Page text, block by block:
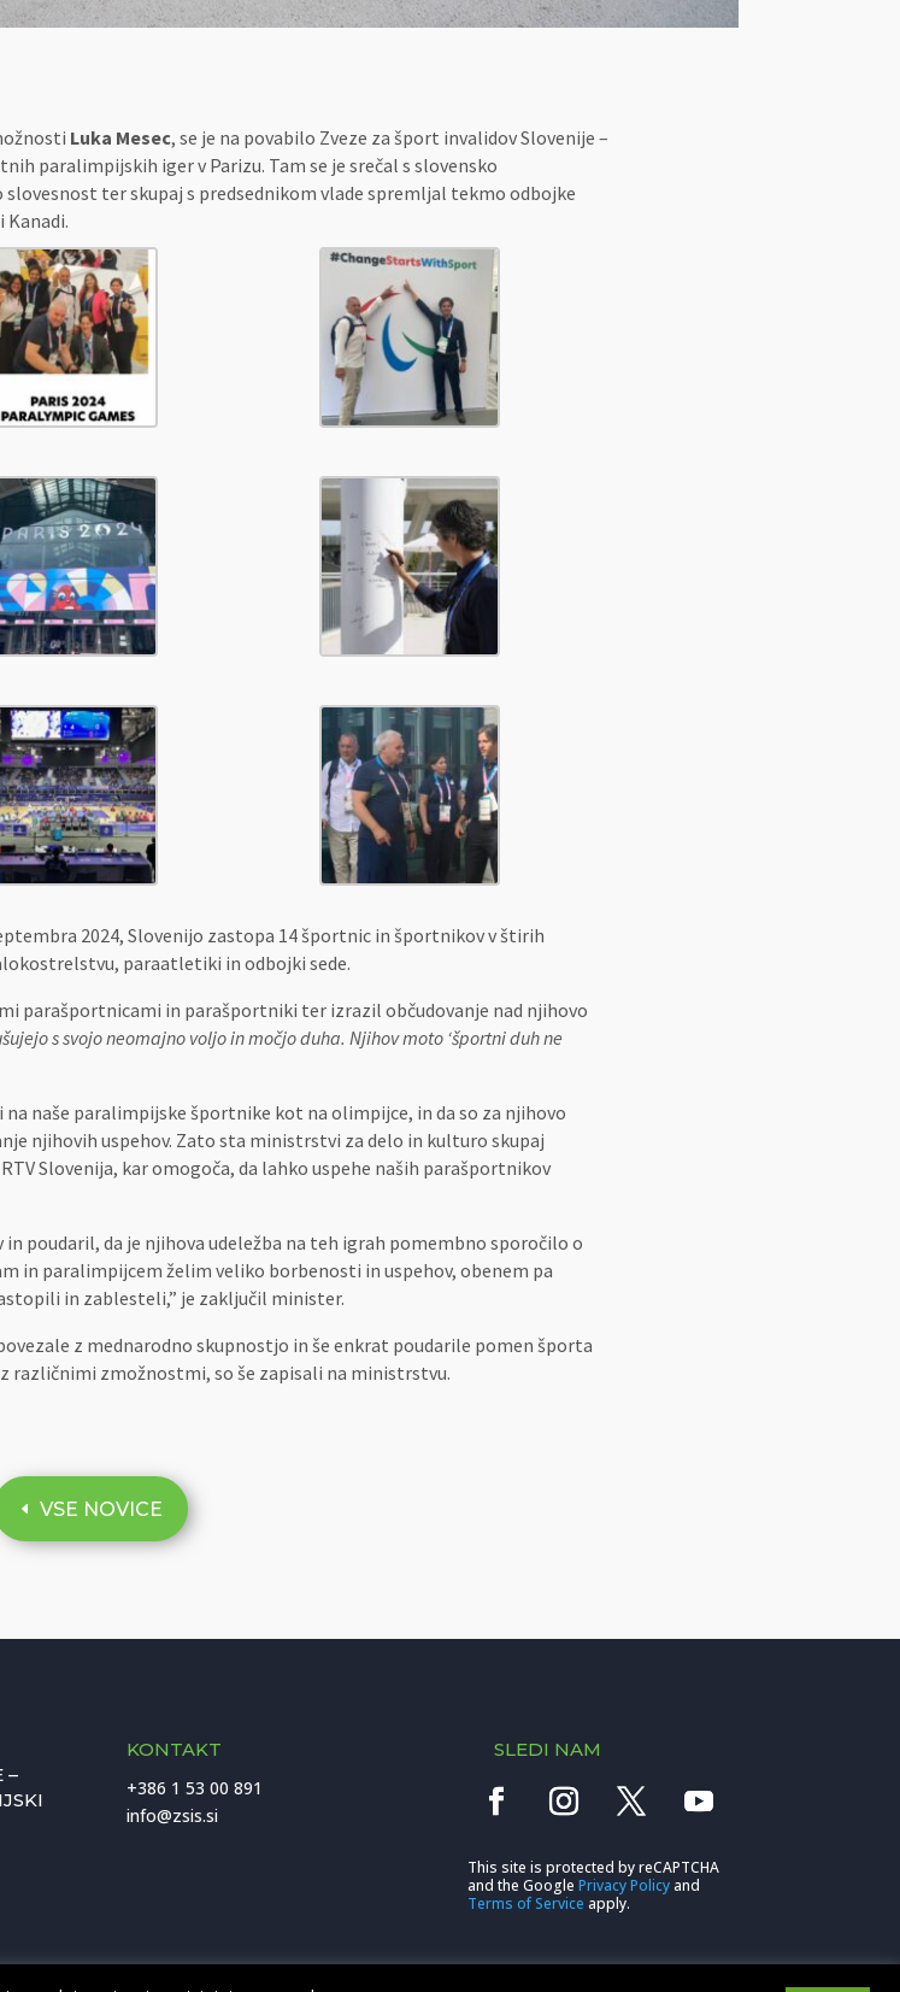
Luka Mesec, se je na povabilo Zveze za šport invalidov Slovenije –
paralimpijskih iger v Parizu. Tam se je srečal s slovensko
ter skupaj s predsednikom vlade spremljal tekmo odbojke
Kanadi.
2024, Slovenijo zastopa 14 športnic in športnikov v štirih
paraatletiki in odbojki sede.
parašportnicami in parašportniki ter izrazil občudovanje nad njihovo
s svojo neomajno voljo in močjo duha. Njihov moto ‘športni duh ne
naše paralimpijske športnike kot na olimpijce, in da so za njihovo
njihovih uspehov. Zato sta ministrstvi za delo in kulturo skupaj
Slovenija, kar omogoča, da lahko uspehe naših parašportnikov
poudaril, da je njihova udeležba na teh igrah pomembno sporočilo o
in paralimpijcem želim veliko borbenosti in uspehov, obenem pa
in zablesteli,” je zaključil minister.
z mednarodno skupnostjo in še enkrat poudarile pomen športa
različnimi zmožnostmi, so še zapisali na ministrstvu.
VSE NOVICE
–
KONTAKT
+386 1 53 00 891
info@zsis.si
SLEDI NAM
This site is protected by reCAPTCHA
and the GooglePrivacy Policy and
Terms of Service apply.